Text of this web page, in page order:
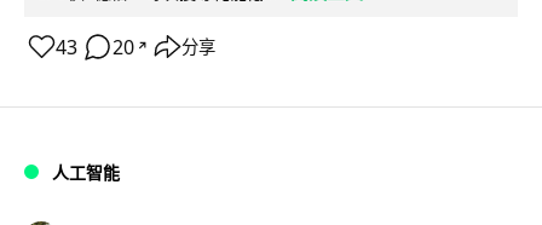
43 20 ↗ 分享
人工智能